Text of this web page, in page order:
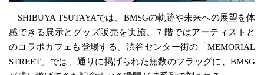
SHIBUYA TSUTAYAでは、BMSGの軌跡や未来への展望を体
感できる展示とグッズ販売を実施。７階ではアーティストと
のコラボカフェも登場する。渋谷センター街の「MEMORIAL
STREET」では、通りに掲げられた無数のフラッグに、BMSG